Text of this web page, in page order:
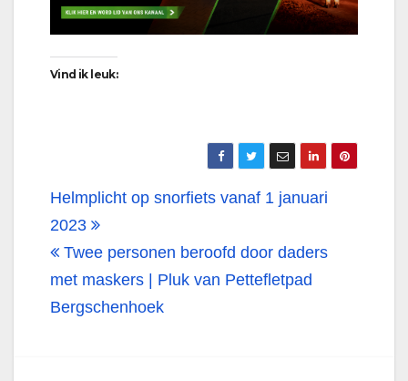
Vind ik leuk:
Bericht
navigatie
Helmplicht op snorfiets vanaf 1 januari
2023
Twee personen beroofd door daders
met maskers | Pluk van Pettefletpad
Bergschenhoek